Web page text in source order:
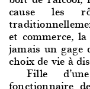
cause les
et commerce,
jamais un gage
choix de vie à
Fille
fonctionnaire